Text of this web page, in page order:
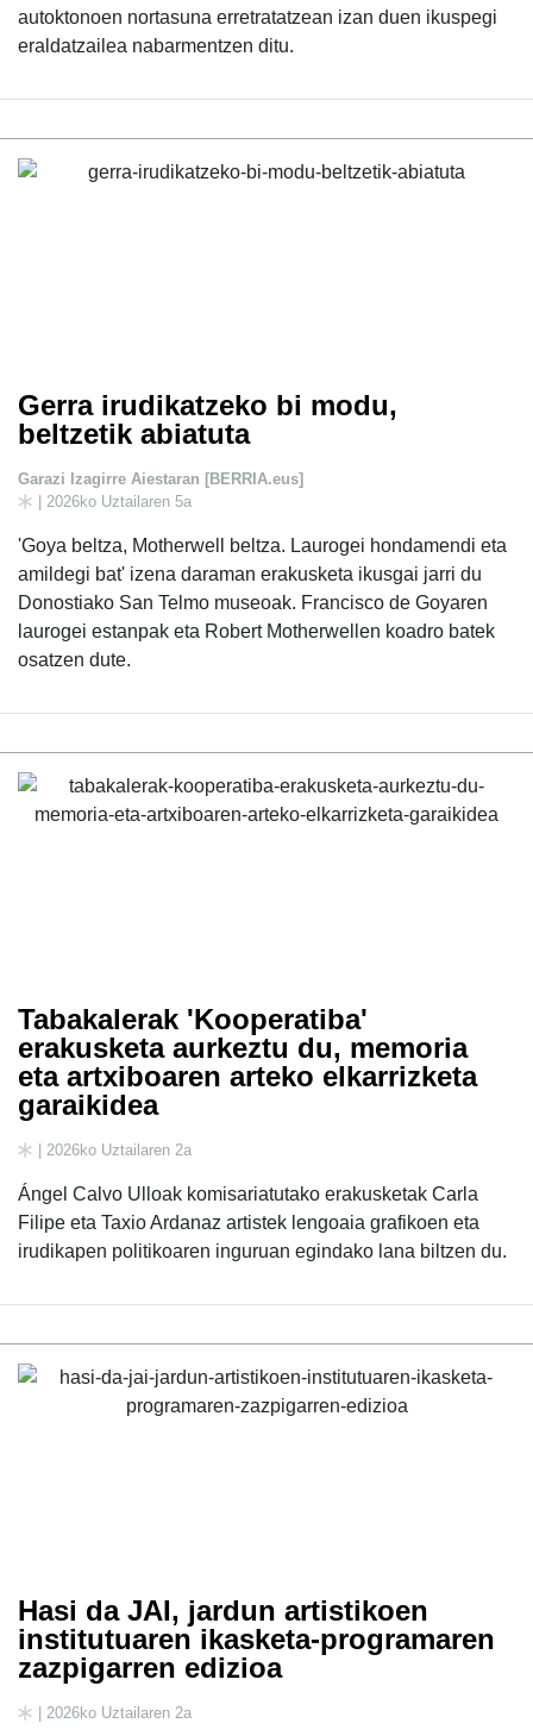
autoktonoen nortasuna erretratatzean izan duen ikuspegi
eraldatzailea nabarmentzen ditu.
Gerra irudikatzeko bi modu,
beltzetik abiatuta
Garazi Izagirre Aiestaran [BERRIA.eus]
| 2026ko Uztailaren 5a
'Goya beltza, Motherwell beltza. Laurogei hondamendi eta
amildegi bat' izena daraman erakusketa ikusgai jarri du
Donostiako San Telmo museoak. Francisco de Goyaren
laurogei estanpak eta Robert Motherwellen koadro batek
osatzen dute.
Tabakalerak 'Kooperatiba'
erakusketa aurkeztu du, memoria
eta artxiboaren arteko elkarrizketa
garaikidea
| 2026ko Uztailaren 2a
Ángel Calvo Ulloak komisariatutako erakusketak Carla
Filipe eta Taxio Ardanaz artistek lengoaia grafikoen eta
irudikapen politikoaren inguruan egindako lana biltzen du.
Hasi da JAI, jardun artistikoen
institutuaren ikasketa-programaren
zazpigarren edizioa
| 2026ko Uztailaren 2a